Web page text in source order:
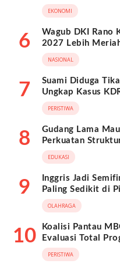
EKONOMI
6
Wagub DKI Rano
2027 Lebih
NASIONAL
7
Suami Diduga
Ungkap Kasus
PERISTIWA
8
Gudang Lama
Perkuatan
EDUKASI
9
Inggris Jadi
Paling Sedikit di
OLAHRAGA
10
Koalisi Pantau
Evaluasi Total
PERISTIWA